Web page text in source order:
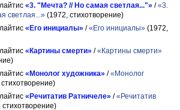
«3. "Мечта? // Но самая светлая..."» /«3.
светлая...» (1972, стихотворение)
«Его инициалы» /«Его инициалы» (1972,
«Картины смерти» /«Картины смерти»
«Монолог художника» /«Монолог
«Речитатив Ратничеле» /«Речитатив
стихотворение)